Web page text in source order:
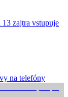
zajtra vstupuje
na telefóny